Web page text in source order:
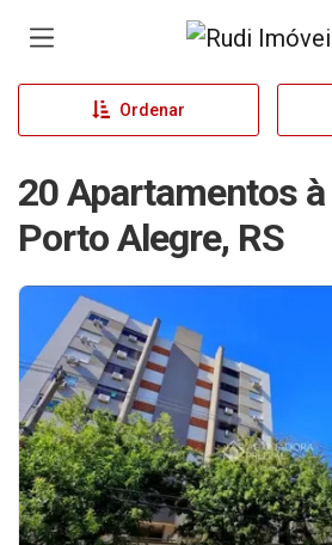
Página inicial
Ordenar
20 Apartamentos
Porto Alegre, RS